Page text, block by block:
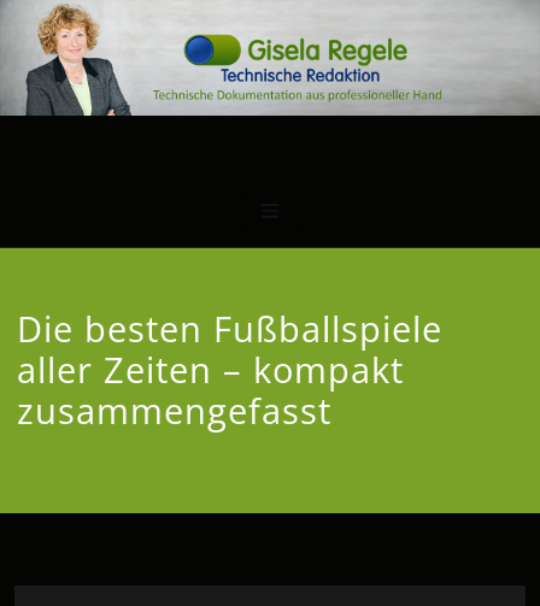
Die besten Fußballspiele
aller Zeiten – kompakt
zusammengefasst